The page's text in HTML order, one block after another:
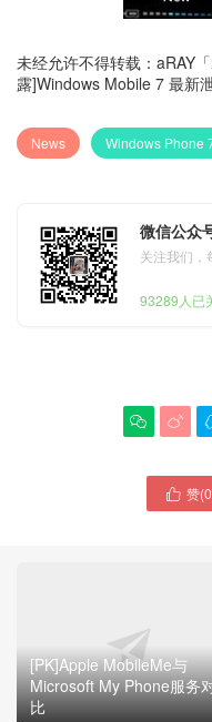
未经允许不得转载： aRAY
露]Windows Mobile 7 最新
News Windows Phone
微信公众
关注我们，
93289人已
 
 赞(0
[PK]Apple MobileMe与
Microsoft My Phone服务
比